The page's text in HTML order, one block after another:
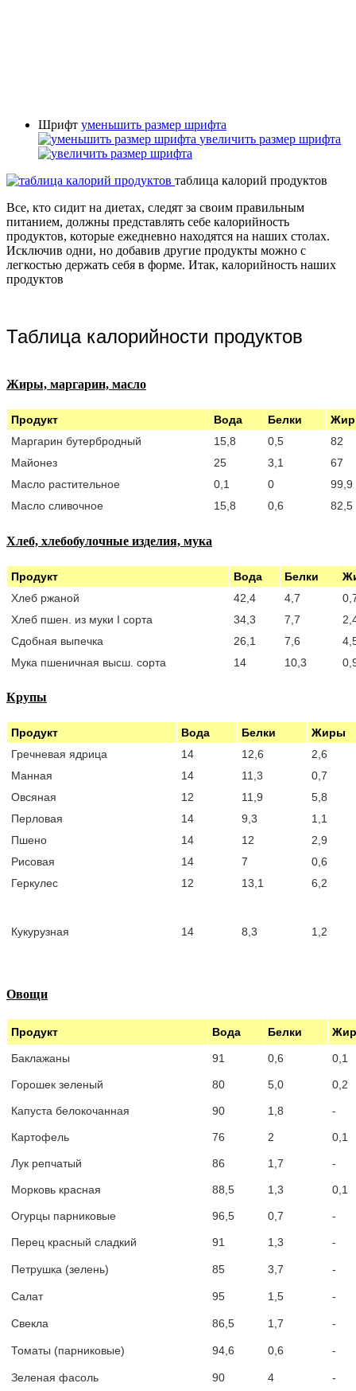
Шрифт уменьшить размер шрифта
увеличить размер шрифта
таблица калорий продуктов
Все, кто сидит на диетах, следят за своим правильным
питанием, должны представлять себе калорийность
продуктов, которые ежедневно находятся на наших столах.
Исключив одни, но добавив другие продукты можно с
легкостью держать себя в форме. Итак, калорийность наших
продуктов
Таблица калорийности продуктов
Жиры, маргарин, масло
Продукт Вода Белки
Маргарин бутербродный
15,8 0,5
82
Майонез
25 3,1
67
Масло растительное
0,1 0
99,9
Масло сливочное
15,8 0,6 82,5
Хлеб, хлебобулочные изделия, мука
Продукт Вода Белки
Хлеб ржаной
42,4 4,7
Хлеб пшен. из муки I сорта
34,3 7,7
Сдобная выпечка
26,1 7,6
Мука пшеничная высш. сорта
14 10,3
Крупы
Продукт Вода Белки
Жиры
Гречневая ядрица
14 12,6
2,6
Манная
14 11,3
0,7
Овсяная
12 11,9
5,8
Перловая
14 9,3
1,1
Пшено
14 12
2,9
Рисовая
14 7
0,6
Геркулес
12 13,1 6,2
Кукурузная 14 8,3 1,2
Овощи
Продукт Вода Белки
Баклажаны 91 0,6 0,1
Горошек зеленый 80 5,0 0,2
Капуста белокочанная 90 1,8 -
Картофель 76 2 0,1
Лук репчатый 86 1,7 -
Морковь красная 88,5 1,3 0,1
Огурцы парниковые 96,5 0,7 -
Перец красный сладкий 91 1,3 -
Петрушка (зелень) 85 3,7 -
Салат 95 1,5 -
Свекла 86,5 1,7 -
Томаты (парниковые) 94,6 0,6 -
Зеленая фасоль 90 4 -